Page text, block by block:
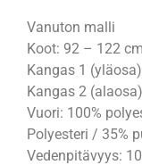
Vanuton malli
Koot: 92 – 122 cm
Kangas 1
Kangas 2
Vuori: 100%
Polyesteri / 35%
Vedenpitävyys: